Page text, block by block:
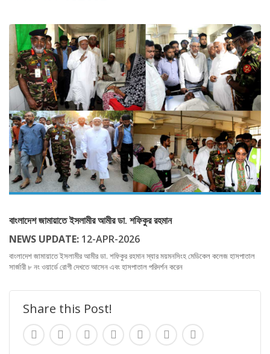
বাংলাদেশ জামায়াতে ইসলামীর আমীর ডা. শফিকুর রহমান
NEWS UPDATE: 12-APR-2026
বাংলাদেশ জামায়াতে ইসলামীর আমীর ডা. শফিকুর রহমান স্যার ময়মনসিংহ মেডিকেল কলেজ হাসপাতাল
সার্জারী ৮ নং ওয়ার্ডে রোগী দেখতে আসেন এবং হাসপাতাল পরিদর্শন করেন
Share this Post!